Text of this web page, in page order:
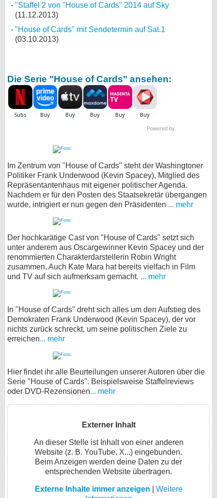
"Staffel 2 von "House of Cards" 2014 auf Sky
(11.12.2013)
"House of Cards" mit Sendetermin auf Sat.1
(03.10.2013)
Die Serie "House of Cards" ansehen:
Powered by
Im Zentrum von "House of Cards" steht der Washingtoner
Politiker Frank Underwood (Kevin Spacey), Mitglied des
Repräsentantenhaus mit eigener politischer Agenda.
Nachdem er für den Posten des Staatsekretär übergangen
wurde, intrigiert er nun gegen den Präsidenten ... mehr
Der hochkarätige Cast von "House of Cards" setzt sich
unter anderem aus Oscargewinner Kevin Spacey und der
renommierten Charakterdarstellerin Robin Wright
zusammen. Auch Kate Mara hat bereits vielfach in Film
und TV auf sich aufmerksam gemacht. ... mehr
In "House of Cards" dreht sich alles um den Aufstieg des
Demokraten Frank Underwood (Kevin Spacey), der vor
nichts zurück schreckt, um seine politischen Ziele zu
erreichen... mehr
Hier findet ihr alle Beurteilungen unserer Autoren über die
Serie "House of Cards". Beispielsweise Staffelreviews
oder DVD-Rezensionen... mehr
Externer Inhalt
An dieser Stelle ist Inhalt von einer anderen
Website (z. B. YouTube, X...) eingebunden.
Beim Anzeigen werden deine Daten zu der
entsprechenden Website übertragen.
Externe Inhalte immer anzeigen
Weitere